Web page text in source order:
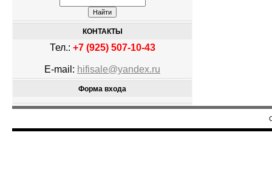
КОНТАКТЫ
Тел.: +7 (925) 507-10-43
E-mail: hifisale@yandex.ru
Форма входа